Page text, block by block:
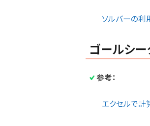
ソルバーの
ゴールシー
参考：
エクセルで